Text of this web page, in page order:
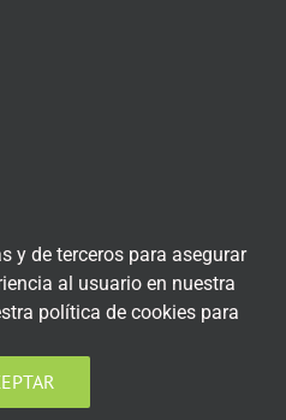
y de terceros para asegurar
al usuario en nuestra
política de cookies para